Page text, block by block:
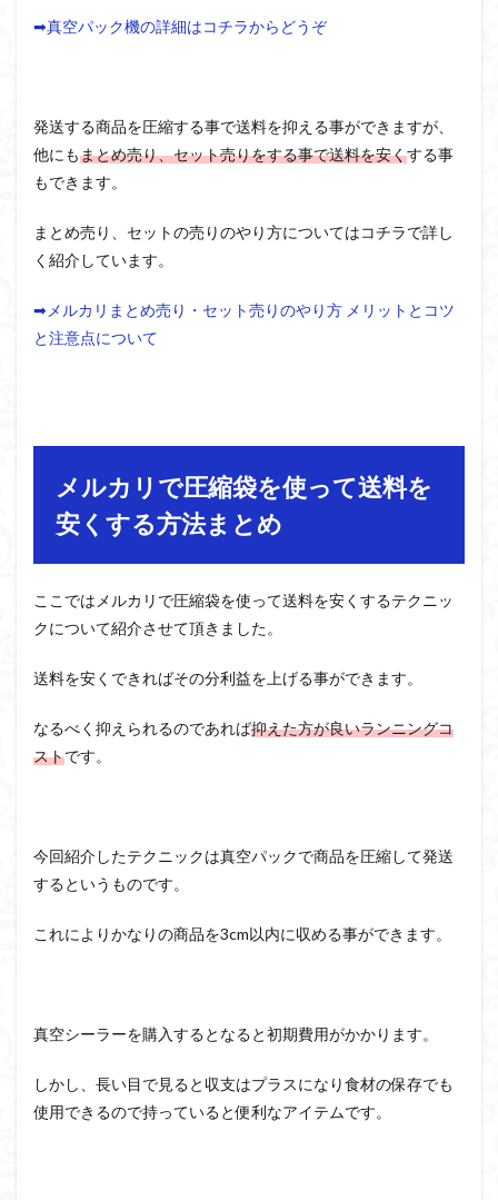
➡真空パック機の詳細はコチラからどうぞ
発送する商品を圧縮する事で送料を抑える事ができますが、
他にもまとめ売り、セット売りをする事で送料を安くする事
もできます。
まとめ売り、セットの売りのやり方についてはコチラで詳し
く紹介しています。
➡メルカリまとめ売り・セット売りのやり方 メリットとコツ
と注意点について
メルカリで圧縮袋を使って送料を
安くする方法まとめ
ここではメルカリで圧縮袋を使って送料を安くするテクニッ
クについて紹介させて頂きました。
送料を安くできればその分利益を上げる事ができます。
なるべく抑えられるのであれば抑えた方が良いランニングコ
ストです。
今回紹介したテクニックは真空パックで商品を圧縮して発送
するというものです。
これによりかなりの商品を3cm以内に収める事ができます。
真空シーラーを購入するとなると初期費用がかかります。
しかし、長い目で見ると収支はプラスになり食材の保存でも
使用できるので持っていると便利なアイテムです。